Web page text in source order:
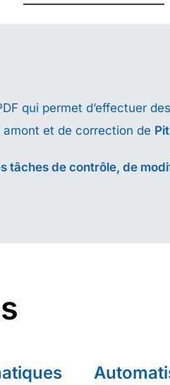
qui permet d’effectuer
et de correction de
tâches de contrôle, de